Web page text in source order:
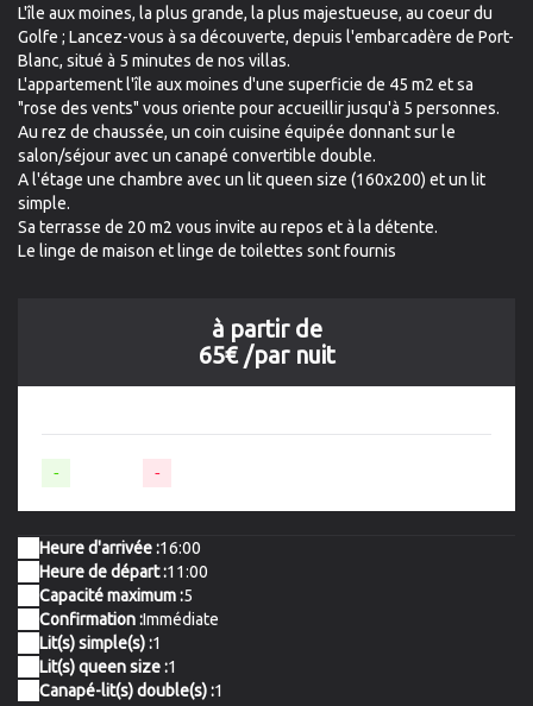
L'île aux moines, la plus grande, la plus majestueuse, au coeur du
Golfe ; Lancez-vous à sa découverte, depuis l'embarcadère de Port-
Blanc, situé à 5 minutes de nos villas.
L'appartement l'île aux moines d'une superficie de 45 m2 et sa
"rose des vents" vous oriente pour accueillir jusqu'à 5 personnes.
Au rez de chaussée, un coin cuisine équipée donnant sur le
salon/séjour avec un canapé convertible double.
A l'étage une chambre avec un lit queen size (160x200) et un lit
simple.
Sa terrasse de 20 m2 vous invite au repos et à la détente.
Le linge de maison et linge de toilettes sont fournis
à partir de
65€/par nuit
- -
Heure d'arrivée :16:00
Heure de départ :11:00
Capacité maximum :5
Confirmation :Immédiate
Lit(s) simple(s) :1
Lit(s) queen size :1
Canapé-lit(s) double(s) :1